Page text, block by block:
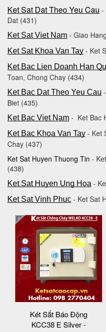
Ket Sat Dat Theo Yeu Cau -
Dat (431)
Ket Sat Viet Nam - Giao
Ket Sat Khoa Van Tay - Ket
Ket Bac Lien Doanh Han
Toan, Chong Chay (434)
Ket Bac Dat Theo Yeu Cau
Biet (435)
Ket Bac Viet Nam - Ket Bac
Ket Bac Khoa Van Tay - Ket
Chay (437)
Ket Sat Huyen Thuong Tin -
(438)
Ket Sat Huyen Ung Hoa -
Ket Sat Vinh Phuc - Ket Sat
Két Sắt Báo Động
KCC38 E Silver -